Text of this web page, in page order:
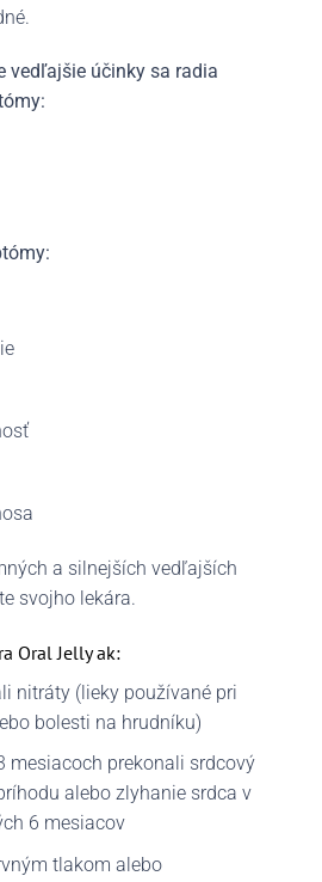
vedľajšie účinky sa radia
a silnejších vedľajších
svojho lekára.
Oral Jelly ak:
nitráty (lieky používané pri
bolesti na hrudníku)
mesiacoch prekonali srdcový
alebo zlyhanie srdca v
6 mesiacov
tlakom alebo